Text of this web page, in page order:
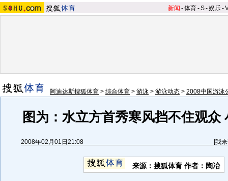
新闻 -体育-S-娱乐-
阿迪达斯搜狐体育 > 综合体育 > 游泳 > 游泳动态 > 2008中国游泳
图为：水立方首秀寒风挡不住观众
2008年02月01日21:08 [我
来源：搜狐体育 作者：陶冶